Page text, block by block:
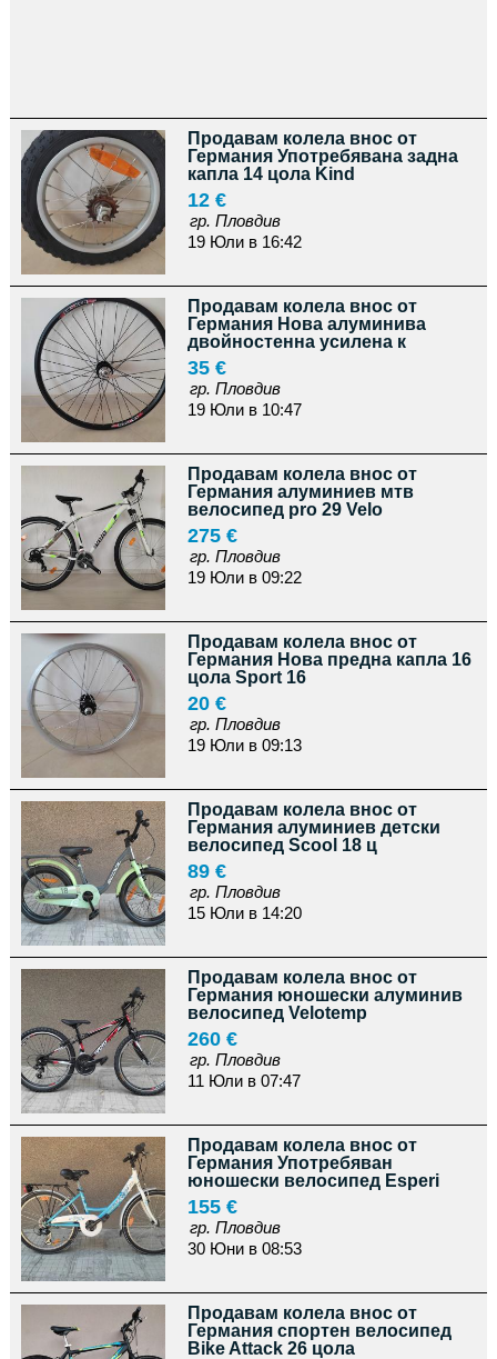
Продавам колела внос от
Германия Употребявана задна
капла 14 цола Kind
12 €
гр. Пловдив
19 Юли в 16:42
Продавам колела внос от
Германия Нова алуминива
двойностенна усилена к
35 €
гр. Пловдив
19 Юли в 10:47
Продавам колела внос от
Германия алуминиев мтв
велосипед pro 29 Velo
275 €
гр. Пловдив
19 Юли в 09:22
Продавам колела внос от
Германия Нова предна капла 16
цола Sport 16
20 €
гр. Пловдив
19 Юли в 09:13
Продавам колела внос от
Германия алуминиев детски
велосипед Scool 18 ц
89 €
гр. Пловдив
15 Юли в 14:20
Продавам колела внос от
Германия юношески алуминив
велосипед Velotemp
260 €
гр. Пловдив
11 Юли в 07:47
Продавам колела внос от
Германия Употребяван
юношески велосипед Esperi
155 €
гр. Пловдив
30 Юни в 08:53
Продавам колела внос от
Германия спортен велосипед
Bike Attack 26 цола